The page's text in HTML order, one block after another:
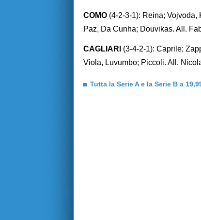
COMO (4-2-3-1): Reina; Vojvoda,
Paz, Da Cunha; Douvikas. All.
CAGLIARI (3-4-2-1): Caprile;
Viola, Luvumbo; Piccoli. All.
Tutta la Serie A e la Serie B a